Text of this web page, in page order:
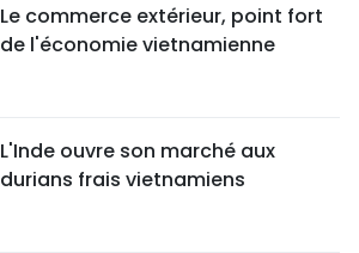
Le commerce extérieur, point fort
de l'économie vietnamienne
L'Inde ouvre son marché aux
durians frais vietnamiens